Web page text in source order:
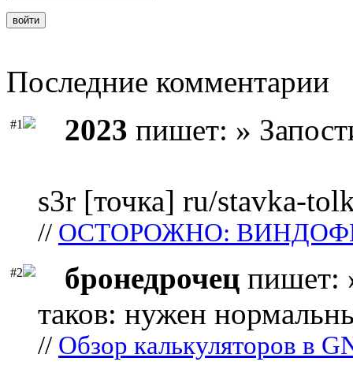
Последние комментарии
#1 2023 пишет: »
s3r [точка] ru/stavka-
// ОСТОРОЖНО:
#2 бронедрочец пишет:
таков: нужен
// Обзор калькуляторов в